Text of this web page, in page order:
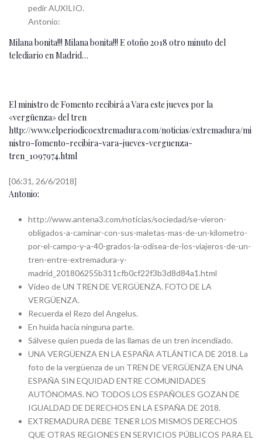
pedir AUXILIO.
Antonio:
Milana bonita!!! Milana bonita!!! E otoño 2018 otro minuto del
telediario en Madrid…
El ministro de Fomento recibirá a Vara este jueves por la
«vergüenza» del tren
http://www.elperiodicoextremadura.com/noticias/extremadura/mi
nistro-fomento-recibira-vara-jueves-verguenza-
tren_1097974.html
[06:31, 26/6/2018]
Antonio:
http://www.antena3.com/noticias/sociedad/se-vieron-
obligados-a-caminar-con-sus-maletas-mas-de-un-kilometro-
por-el-campo-y-a-40-grados-la-odisea-de-los-viajeros-de-un-
tren-entre-extremadura-y-
madrid_201806255b311cfb0cf22f3b3d8d84a1.html
Vídeo de UN TREN DE VERGÜENZA. FOTO DE LA
VERGÜENZA.
Recuerda el Rezo del Angelus.
En huida hacia ninguna parte.
Sálvese quien pueda de las llamas de un tren incendiado.
UNA VERGÜENZA EN LA ESPAÑA ATLÁNTICA DE 2018. La
foto de la vergüenza de un TREN DE VERGÜENZA EN UNA
ESPAÑA SIN EQUIDAD ENTRE COMUNIDADES
AUTÓNOMAS. NO TODOS LOS ESPAÑOLES GOZAN DE
IGUALDAD DE DERECHOS EN LA ESPAÑA DE 2018.
EXTREMADURA DEBE TENER LOS MISMOS DERECHOS
QUE OTRAS REGIONES EN SERVICIOS PÚBLICOS PARA EL